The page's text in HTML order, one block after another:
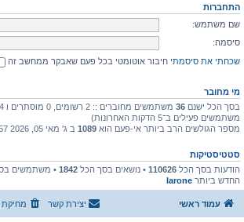
התחברות
שם משתמש:
סיסמה:
שכחתי את סיסמתי חיבור אוטומטי בכל פעם שאבקר ממחשב זה
מי מחובר
בסך הכל ישנם 36
משתמשים פעילים ב־5 הדקות האחרונות)
מספר הגולשים הרב ביותר אי-פעם הוא 1089 ב ג' מאי 05, 2026 11:57 am
סטטיסטיקות
הודעות בסך הכל 110626 • נושאים בסך הכל 1842 • משתמשים
החדש ביותר larone
עמוד ראשי מחיקת יצירת קשר